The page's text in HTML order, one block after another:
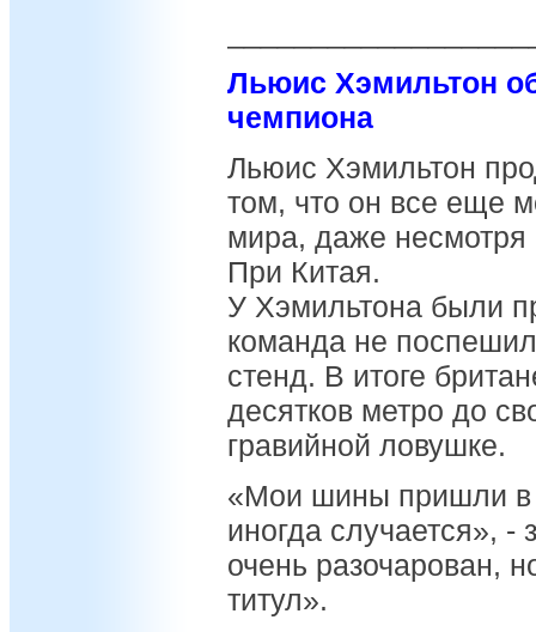
Льюис Хэмильтон
чемпиона
Льюис Хэмильтон
том, что он все еще
мира, даже несмотря
При Китая.
У Хэмильтона были
команда не
стенд. В итоге
десятков метро до
гравийной ловушке.
«Мои шины пришли в
иногда случается»,
очень разочарован,
титул».